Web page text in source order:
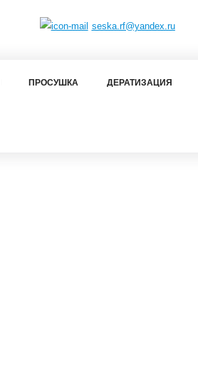
seska.rf@yandex.ru
ПРОСУШКА ДЕРАТИЗАЦИЯ